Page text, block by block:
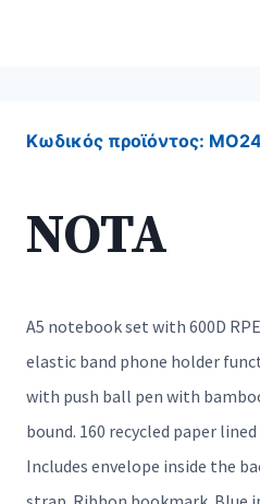
Κωδικός προϊόντος:
NOTA
A5 notebook set with 600D
elastic band phone holder
with push ball pen with
bound. 160 recycled paper
Includes envelope inside the